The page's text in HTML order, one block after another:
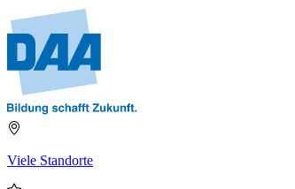
Viele Standorte